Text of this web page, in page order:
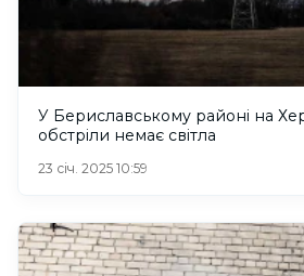
У Бериславському районі на
обстріли немає світла
23 січ. 2025 10:59